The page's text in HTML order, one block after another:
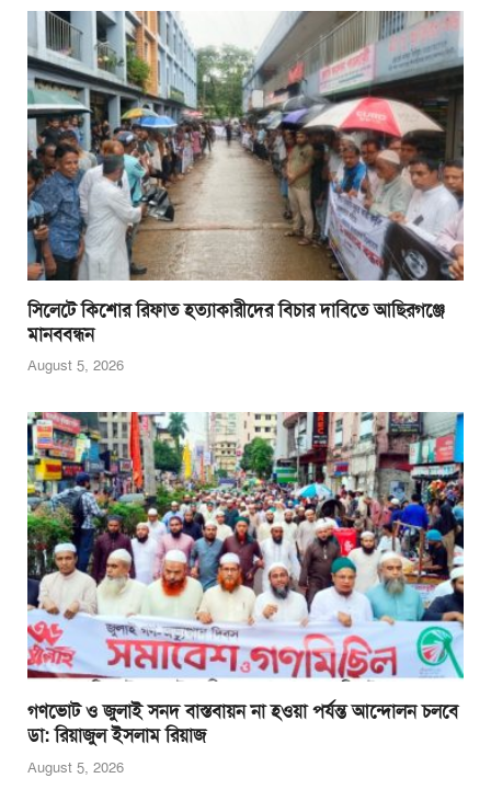
সিলেটে কিশোর রিফাত হত্যাকারীদের বিচার দাবিতে আছিরগঞ্জে
মানববন্ধন
August 5, 2026
গণভোট ও জুলাই সনদ বাস্তবায়ন না হওয়া পর্যন্ত আন্দোলন চলবে
ডা: রিয়াজুল ইসলাম রিয়াজ
August 5, 2026